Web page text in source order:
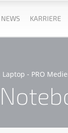
NEWS KARRIERE
Laptop - PRO